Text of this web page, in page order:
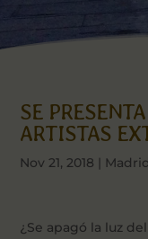
SE
ARTISTAS
Nov 21, 2018 |
¿Se apagó la luz